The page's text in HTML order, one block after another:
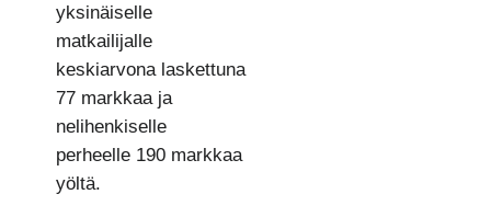
yksinäiselle
matkailijalle
keskiarvona laskettuna
77 markkaa ja
nelihenkiselle
perheelle 190 markkaa
yöltä.